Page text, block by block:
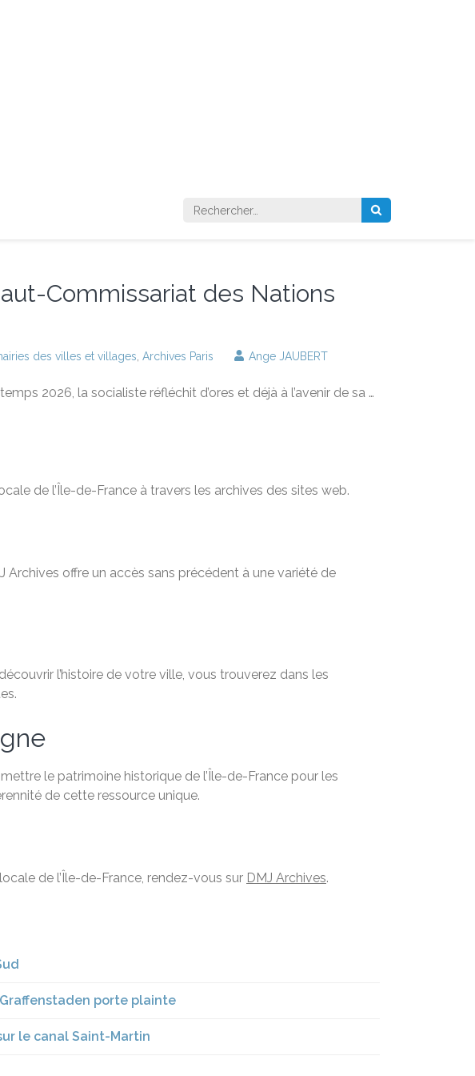
Rechercher :
Commissariat des Nations
des villes et villages Archives Paris Ange JAUBERT
2026, la socialiste réfléchit d’ores et déjà à l’avenir de sa …
de l’Île-de-France à travers les archives des sites web.
offre un accès sans précédent à une variété de
l’histoire de votre ville, vous trouverez dans les
le patrimoine historique de l’Île-de-France pour les
de cette ressource unique.
de l’Île-de-France, rendez-vous sur DMJ Archives.
porte plainte
le canal Saint-Martin